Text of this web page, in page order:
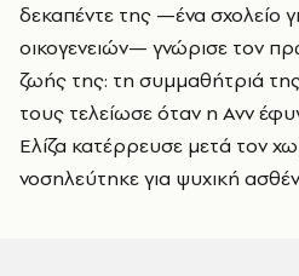
δεκαπέντε της —ένα σχολείο
οικογενειών— γνώρισε τον
ζωής της: τη συμμαθήτριά
τους τελείωσε όταν η Ανν
Ελίζα κατέρρευσε μετά τον
νοσηλεύτηκε για ψυχική